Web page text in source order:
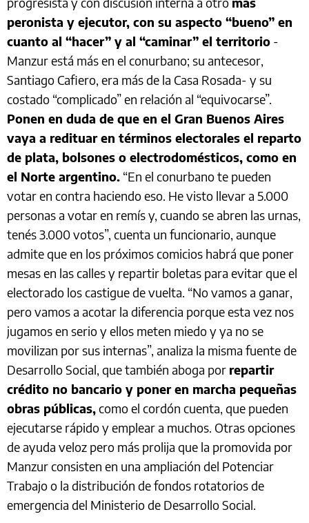
peronista y ejecutor, con su aspecto “bueno” en
cuanto al “hacer” y al “caminar” el territorio -
Manzur está más en el conurbano; su antecesor,
Santiago Cafiero, era más de la Casa Rosada- y su
costado “complicado” en relación al “equivocarse”.
Ponen en duda de que en el Gran Buenos Aires
vaya a redituar en términos electorales el reparto
de plata, bolsones o electrodomésticos, como en
el Norte argentino. “En el conurbano te pueden
votar en contra haciendo eso. He visto llevar a 5.000
personas a votar en remís y, cuando se abren las urnas,
tenés 3.000 votos”, cuenta un funcionario, aunque
admite que en los próximos comicios habrá que poner
mesas en las calles y repartir boletas para evitar que el
electorado los castigue de vuelta. “No vamos a ganar,
pero vamos a acotar la diferencia porque esta vez nos
jugamos en serio y ellos meten miedo y ya no se
movilizan por sus internas”, analiza la misma fuente de
Desarrollo Social, que también aboga por repartir
crédito no bancario y poner en marcha pequeñas
obras públicas,como el cordón cuenta, que pueden
ejecutarse rápido y emplear a muchos. Otras opciones
de ayuda veloz pero más prolija que la promovida por
Manzur consisten en una ampliación del Potenciar
Trabajo o la distribución de fondos rotatorios de
emergencia del Ministerio de Desarrollo Social.